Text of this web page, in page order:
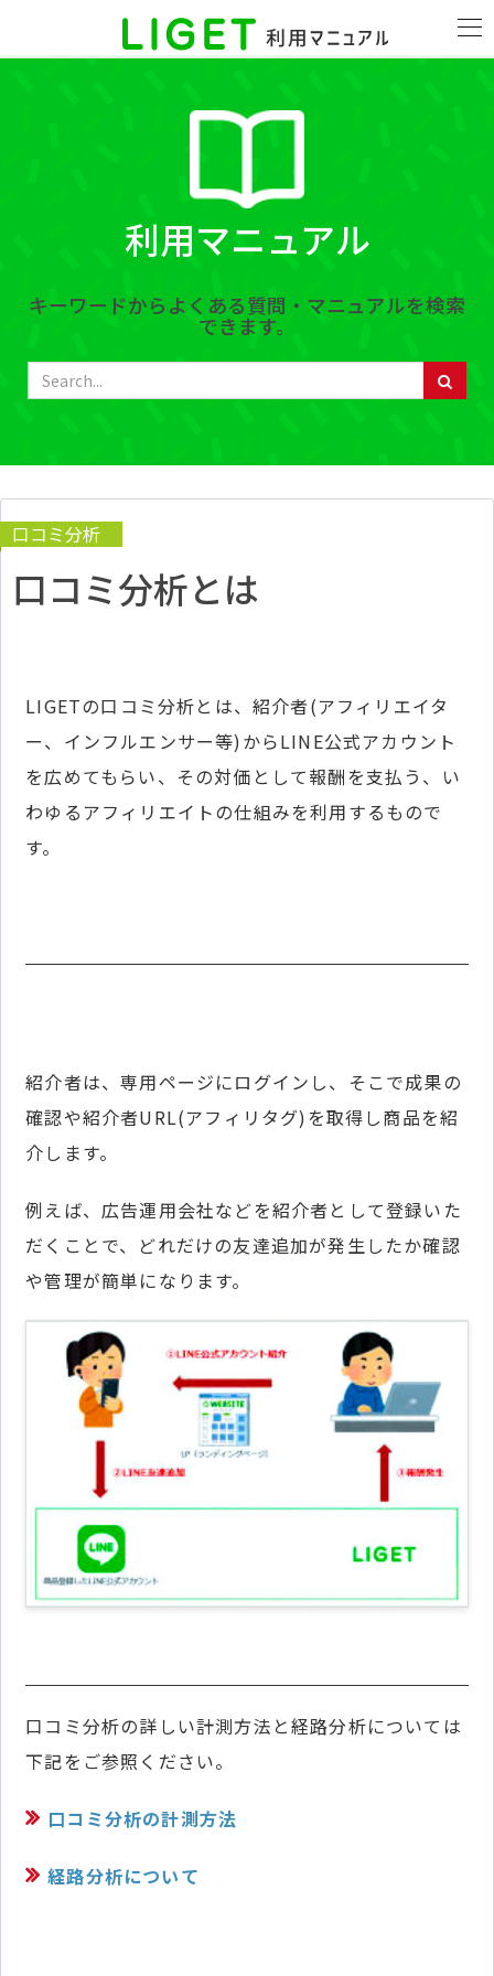
利用マニュアル
キーワードからよくある質問・マニュアルを検索
できます。
口コミ分析
口コミ分析とは
LIGETの口コミ分析とは、紹介者(アフィリエイタ
ー、インフルエンサー等)からLINE公式アカウント
を広めてもらい、その対価として報酬を支払う、い
わゆるアフィリエイトの仕組みを利用するもので
す。
紹介者は、専用ページにログインし、そこで成果の
確認や紹介者URL(アフィリタグ)を取得し商品を紹
介します。
例えば、広告運用会社などを紹介者として登録いた
だくことで、どれだけの友達追加が発生したか確認
や管理が簡単になります。
口コミ分析の詳しい計測方法と経路分析については
下記をご参照ください。
口コミ分析の計測方法
経路分析について